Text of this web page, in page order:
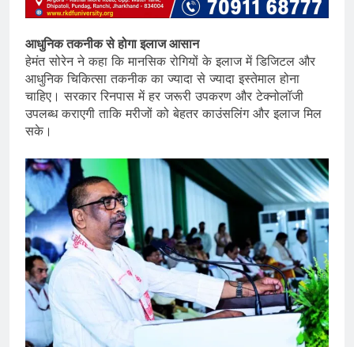
आधुनिक तकनीक से होगा इलाज आसान
हेमंत सोरेन ने कहा कि मानसिक रोगियों के इलाज में डिजिटल और
आधुनिक चिकित्सा तकनीक का ज्यादा से ज्यादा इस्तेमाल होना
चाहिए। सरकार रिनपास में हर जरूरी उपकरण और टेक्नोलॉजी
उपलब्ध कराएगी ताकि मरीजों को बेहतर काउंसलिंग और इलाज मिल
सके।